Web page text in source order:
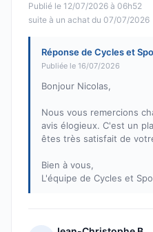
Publié le 12/07/2026 à 06h52
suite à un achat du 07/07/2026
Réponse de Cycles et
Publiée le 16/07/2026
Bonjour Nicolas,
Nous vous remercions
avis élogieux. C'est un
êtes très satisfait de
Bien à vous,
L'équipe de Cycles et